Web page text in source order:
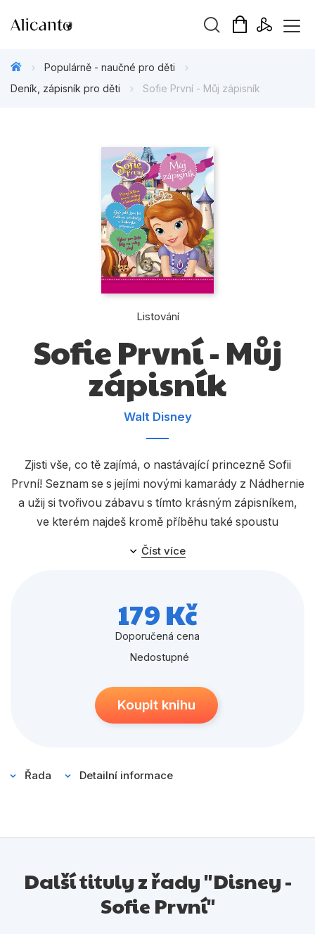
Tipy redakce
Beletrie pro děti
Beletrie pro dospělé
Dárkové publikace
Dárkové zboží
Komiks
Křížovky
Kuchařky
Populárně - naučná pro dospělé
Populárně - naučné pro děti
Příroda a zahrada
Společnost, politika
Výchova a pedagogika
Všechny kategorie
Populárně - naučné pro děti
Deník, zápisník pro děti
Sofie První - Můj zápisník
Listování
Sofie První - Můj
zápisník
Walt Disney
Zjisti vše, co tě zajímá, o nastávající princezně Sofii
První! Seznam se s jejími novými kamarády z Nádhernie
a užij si tvořivou zábavu s tímto krásným zápisníkem,
ve kterém najdeš kromě příběhu také spoustu
zábavných aktivit!
Číst více
179 Kč
Doporučená cena
Nedostupné
Koupit knihu
Řada Detailní informace
Další tituly z řady "Disney -
Sofie První"